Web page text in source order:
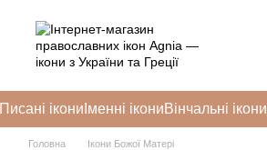
Писані ікони Іменні ікониВінчальні ікони
Головна Ікони Божої Матері